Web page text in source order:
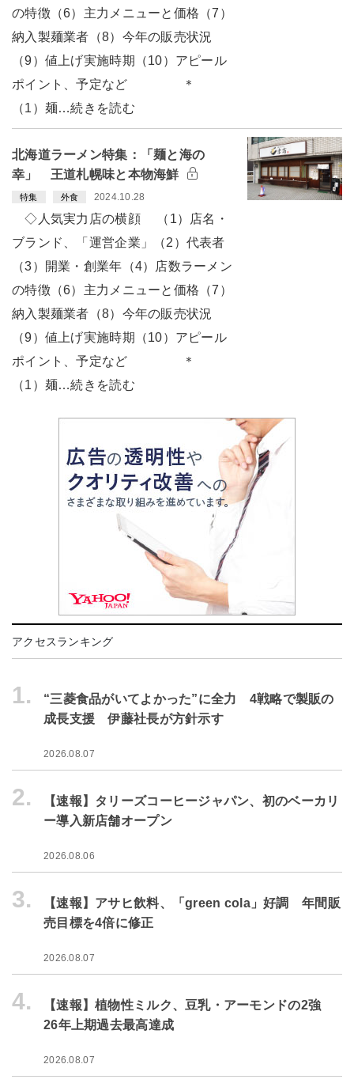
の特徴（6）主力メニューと価格（7）
納入製麺業者（8）今年の販売状況
（9）値上げ実施時期（10）アピール
ポイント、予定など ＊
（1）麺…続きを読む
北海道ラーメン特集：「麺と海の
幸」 王道札幌味と本物海鮮
特集 外食 2024.10.28
◇人気実力店の横顔 （1）店名・
ブランド、「運営企業」（2）代表者
（3）開業・創業年（4）店数ラーメン
の特徴（6）主力メニューと価格（7）
納入製麺業者（8）今年の販売状況
（9）値上げ実施時期（10）アピール
ポイント、予定など ＊
（1）麺…続きを読む
アクセスランキング
1.
“三菱食品がいてよかった”に全力 4戦略で製販の
成長支援 伊藤社長が方針示す
2026.08.07
2.
【速報】タリーズコーヒージャパン、初のベーカリ
ー導入新店舗オープン
2026.08.06
3.
【速報】アサヒ飲料、「green cola」好調 年間販
売目標を4倍に修正
2026.08.07
4.
【速報】植物性ミルク、豆乳・アーモンドの2強
26年上期過去最高達成
2026.08.07